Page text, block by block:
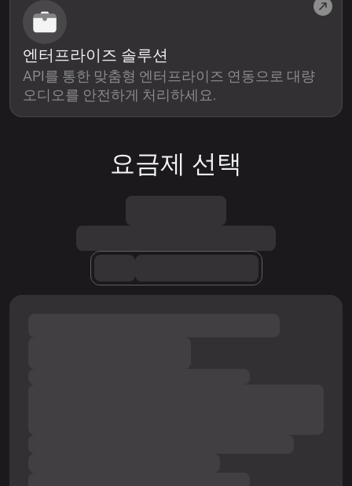
엔터프라이즈 솔루션
API를 통한 맞춤형 엔터프라이즈 연동으로 대량
오디오를 안전하게 처리하세요.
요금제 선택